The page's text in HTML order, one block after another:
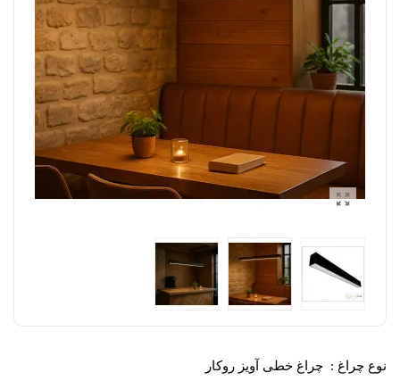
نوع چراغ : چراغ خطی آویز روکار